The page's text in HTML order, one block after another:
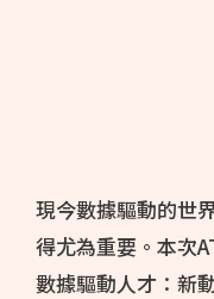
現今數據驅動的世
得尤為重要。本次
數據驅動人才：新